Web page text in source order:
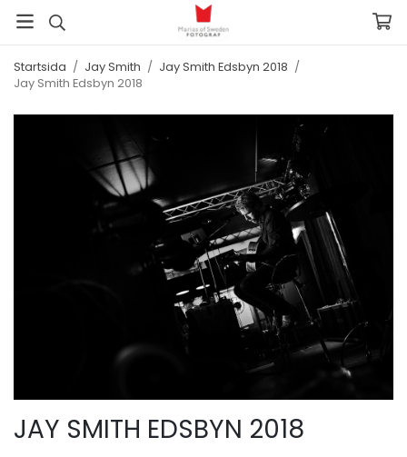
Startsida / Jay Smith / Jay Smith Edsbyn 2018 /
Jay Smith Edsbyn 2018
JAY SMITH EDSBYN 2018